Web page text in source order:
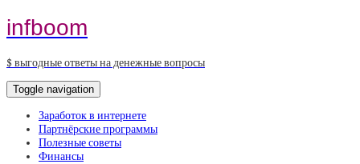
infboom
$ выгодные ответы на денежные вопросы
Toggle navigation
Заработок в интернете
Партнёрские программы
Полезные советы
Финансы